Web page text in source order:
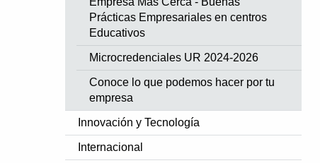
Prácticas Empresariales en centros
Educativos
Microcredenciales UR 2024-2026
Conoce lo que podemos hacer por tu
empresa
Innovación y Tecnología
Internacional